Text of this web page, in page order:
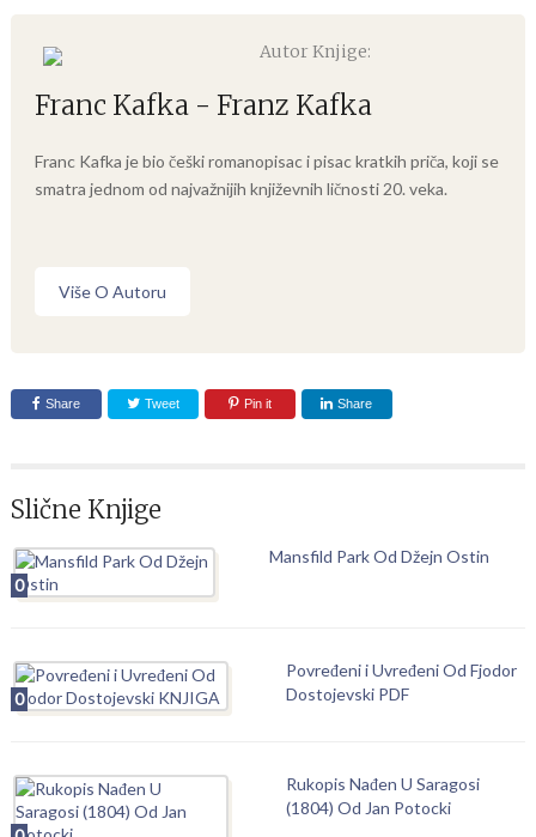
Autor Knjige:
Franc Kafka - Franz Kafka
Franc Kafka je bio češki romanopisac i pisac kratkih priča, koji se
smatra jednom od najvažnijih književnih ličnosti 20. veka.
Više O Autoru
Share Tweet Pin it Share
Slične Knjige
0
Mansfild Park Od Džejn Ostin
0
Povređeni i Uvređeni Od Fjodor
Dostojevski PDF
Rukopis Nađen U Saragosi
(1804) Od Jan Potocki